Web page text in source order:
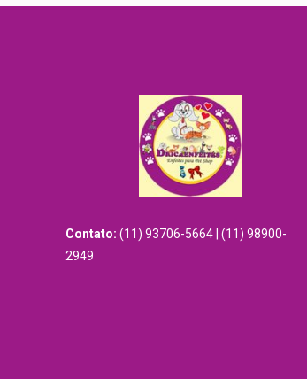
Contato: (11) 93706-5664 | (11) 98900-
2949